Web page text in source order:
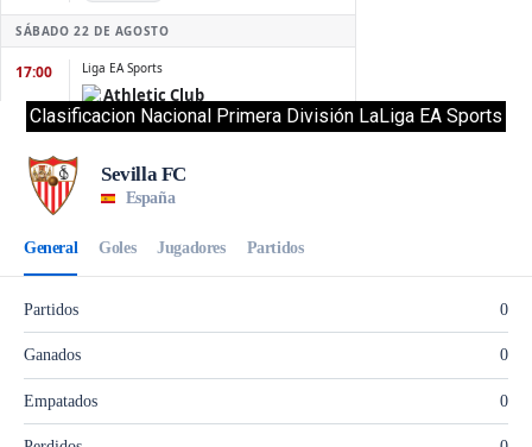
Clasificacion Nacional Primera División LaLiga EA Sports